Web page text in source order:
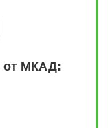
от МКАД: